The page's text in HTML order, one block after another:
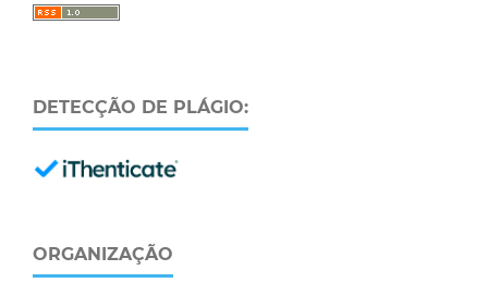
DETECÇÃO DE PLÁGIO:
ORGANIZAÇÃO